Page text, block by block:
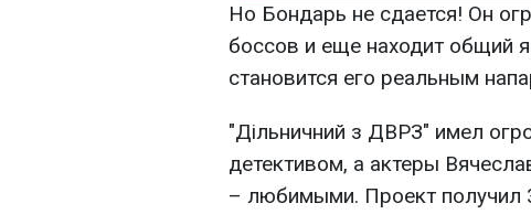
Но Бондарь не сдается! Он
боссов и еще находит общий
становится его реальным
"Дільничний з ДВРЗ" имел
детективом, а актеры
– любимыми. Проект получил